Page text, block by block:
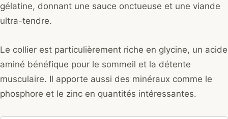
gélatine, donnant une sauce onctueuse et une viande
ultra-tendre.
Le collier est particulièrement riche en glycine, un acide
aminé bénéfique pour le sommeil et la détente
musculaire. Il apporte aussi des minéraux comme le
phosphore et le zinc en quantités intéressantes.